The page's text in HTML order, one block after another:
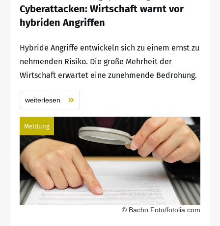
Cyberattacken: Wirtschaft warnt vor
hybriden Angriffen
Hybride Angriffe entwickeln sich zu einem ernst zu
nehmenden Risiko. Die große Mehrheit der
Wirtschaft erwartet eine zunehmende Bedrohung.
weiterlesen
Meldung
© Bacho Foto/fotolia.com